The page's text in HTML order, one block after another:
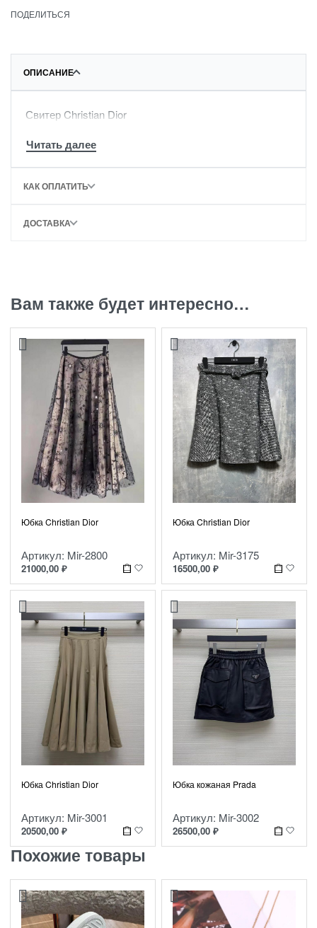
ПОДЕЛИТЬСЯ
ОПИСАНИЕ
Свитер Christian Dior
КАК ОПЛАТИТЬ
ДОСТАВКА
Вам также будет интересно…
Юбка Christian Dior
Артикул: Mir-2800
21000,00 ₽
Юбка Christian Dior
Артикул: Mir-3175
16500,00 ₽
Юбка Christian Dior
Артикул: Mir-3001
20500,00 ₽
Юбка кожаная Prada
Артикул: Mir-3002
26500,00 ₽
Похожие товары